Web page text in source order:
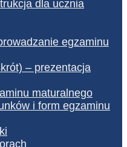
dla ucznia
egzaminu
– prezentacja
maturalnego
i form egzaminu